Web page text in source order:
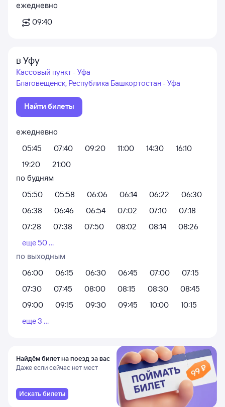
ежедневно
09:40
в Уфу
Кассовый пункт - Уфа
Благовещенск, Республика Башкортостан - Уфа
Найти билеты
ежедневно
05:45
07:40 09:20 11:00 14:30
16:10
19:20
21:00
по будням
05:50
05:58 06:06 06:14 06:22
06:30
06:38
06:46 06:54 07:02 07:10
07:18
07:28
07:38 07:50 08:02 08:14
08:26
еще 50 ...
по выходным
06:00
06:15 06:30 06:45 07:00
07:15
07:30
07:45 08:00 08:15 08:30
08:45
09:00
09:15 09:30 09:45 10:00
10:15
еще 3 ...
Найдём билет на поезд за вас
Даже если сейчас нет мест
Искать билеты